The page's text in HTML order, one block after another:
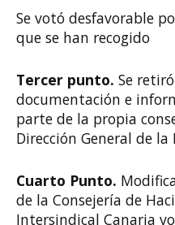
Se votó desfavorable
que se han recogido
Tercer punto. Se
documentación e
parte de la propia
Dirección General de la
Cuarto Punto.
de la Consejería de
Intersindical Canaria